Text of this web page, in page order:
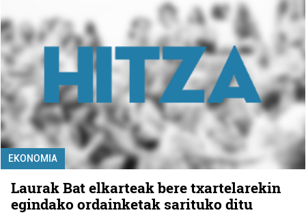
EKONOMIA
Laurak Bat elkarteak bere txartelarekin
egindako ordainketak sarituko ditu